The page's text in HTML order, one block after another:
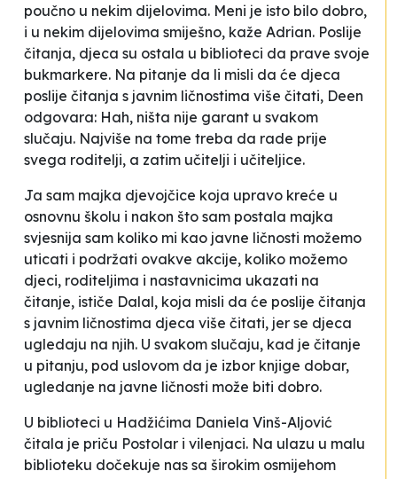
poučno u nekim dijelovima. Meni je isto bilo dobro,
i u nekim dijelovima smiješno, kaže Adrian. Poslije
čitanja, djeca su ostala u biblioteci da prave svoje
bukmarkere. Na pitanje da li misli da će djeca
poslije čitanja s javnim ličnostima više čitati, Deen
odgovara: Hah, ništa nije garant u svakom
slučaju. Najviše na tome treba da rade prije
svega roditelji, a zatim učitelji i učiteljice.
Ja sam majka djevojčice koja upravo kreće u
osnovnu školu i nakon što sam postala majka
svjesnija sam koliko mi kao javne ličnosti možemo
uticati i podržati ovakve akcije, koliko možemo
djeci, roditeljima i nastavnicima ukazati na
čitanje, ističe Dalal, koja misli da će poslije čitanja
s javnim ličnostima djeca više čitati, jer se djeca
ugledaju na njih. U svakom slučaju, kad je čitanje
u pitanju, pod uslovom da je izbor knjige dobar,
ugledanje na javne ličnosti može biti dobro.
U biblioteci u Hadžićima Daniela Vinš-Aljović
čitala je priču Postolar i vilenjaci. Na ulazu u malu
biblioteku dočekuje nas sa širokim osmijehom